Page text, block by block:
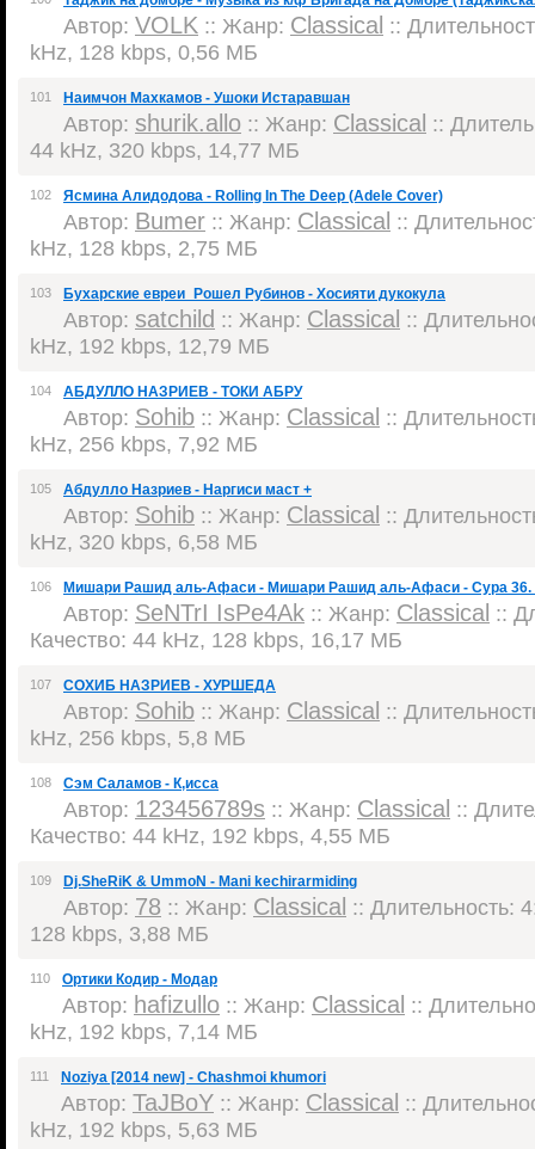
Автор: VOLK :: Жанр: Classical ::
kHz, 128 kbps, 0,56 МБ
101 Наимчон Махкамов - Ушоки Истаравшан
Автор: shurik.allo :: Жанр: Classical ::
44 kHz, 320 kbps, 14,77 МБ
102 Ясмина Алидодова - Rolling In The Deep (Adele Cover)
Автор: Bumer :: Жанр: Classical ::
kHz, 128 kbps, 2,75 МБ
103 Бухарские евреи_Рошел Рубинов - Хосияти дукокула
Автор: satchild :: Жанр: Classical ::
kHz, 192 kbps, 12,79 МБ
104 АБДУЛЛО НАЗРИЕВ - ТОКИ АБРУ
Автор: Sohib :: Жанр: Classical ::
kHz, 256 kbps, 7,92 МБ
105 Абдулло Назриев - Наргиси маст +
Автор: Sohib :: Жанр: Classical ::
kHz, 320 kbps, 6,58 МБ
106 Мишари Рашид аль-Афаси - Мишари Рашид аль-Афаси - Сура 36.
Автор: SeNTrI IsPe4Ak :: Жанр: Classical ::
Качество: 44 kHz, 128 kbps, 16,17 МБ
107 СОХИБ НАЗРИЕВ - ХУРШЕДА
Автор: Sohib :: Жанр: Classical ::
kHz, 256 kbps, 5,8 МБ
108 Сэм Саламов - К,исса
Автор: 123456789s :: Жанр: Classical ::
Качество: 44 kHz, 192 kbps, 4,55 МБ
109 Dj.SheRiK & UmmoN - Mani kechirarmiding
Автор: 78 :: Жанр: Classical :: Длительность:
128 kbps, 3,88 МБ
110 Ортики Кодир - Модар
Автор: hafizullo :: Жанр: Classical ::
kHz, 192 kbps, 7,14 МБ
111 Noziya [2014 new] - Chashmoi khumori
Автор: TaJBoY :: Жанр: Classical ::
kHz, 192 kbps, 5,63 МБ